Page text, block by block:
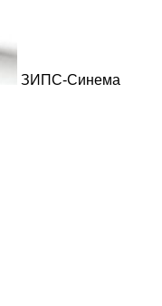
ЗИПС-Синема